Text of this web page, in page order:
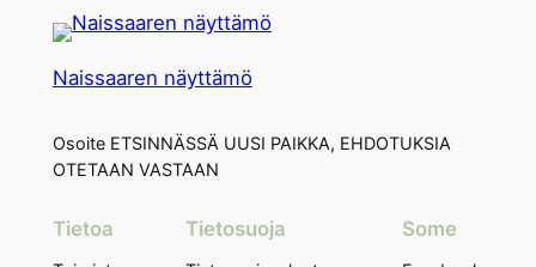
Naissaaren näyttämö
Osoite ETSINNÄSSÄ UUSI PAIKKA, EHDOTUKSIA
OTETAAN VASTAAN
Tietoa Tietosuoja Some